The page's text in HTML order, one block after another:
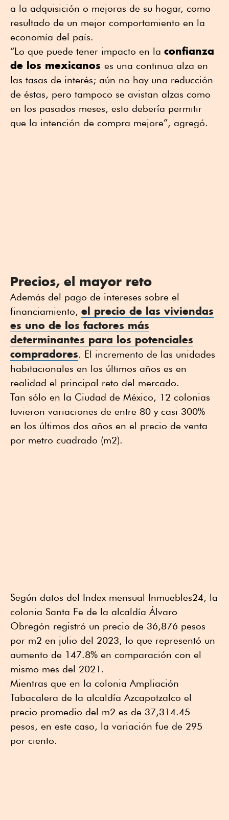
a la adquisición o mejoras de su hogar, como
resultado de un mejor comportamiento en la
economía del país.
“Lo que puede tener impacto en la confianza
de los mexicanos es una continua alza en
las tasas de interés; aún no hay una reducción
de éstas, pero tampoco se avistan alzas como
en los pasados meses, esto debería permitir
que la intención de compra mejore”, agregó.
Precios, el mayor reto
Además del pago de intereses sobre el
financiamiento, el precio de las viviendas
es uno de los factores más
determinantes para los potenciales
compradores. El incremento de las unidades
habitacionales en los últimos años es en
realidad el principal reto del mercado.
Tan sólo en la Ciudad de México, 12 colonias
tuvieron variaciones de entre 80 y casi 300%
en los últimos dos años en el precio de venta
por metro cuadrado (m2).
Según datos del Index mensual Inmuebles24, la
colonia Santa Fe de la alcaldía Álvaro
Obregón registró un precio de 36,876 pesos
por m2 en julio del 2023, lo que representó un
aumento de 147.8% en comparación con el
mismo mes del 2021.
Mientras que en la colonia Ampliación
Tabacalera de la alcaldía Azcapotzalco el
precio promedio del m2 es de 37,314.45
pesos, en este caso, la variación fue de 295
por ciento.